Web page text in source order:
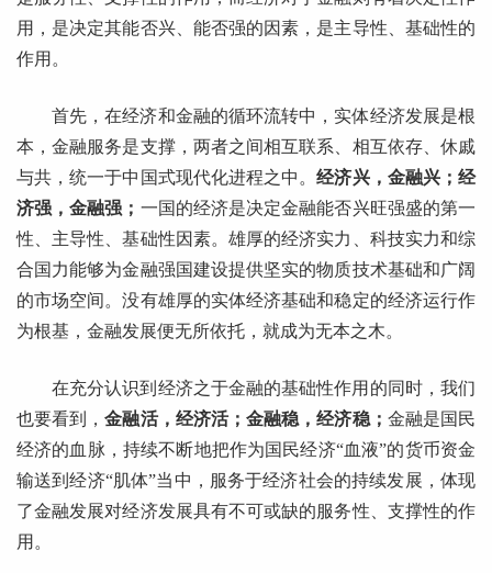
用，是决定其能否兴、能否强的因素，是主导性、基础性的
作用。
首先，在经济和金融的循环流转中，实体经济发展是根
本，金融服务是支撑，两者之间相互联系、相互依存、休戚
与共，统一于中国式现代化进程之中。经济兴，金融兴；经
济强，金融强； 一国的经济是决定金融能否兴旺强盛的第一
性、主导性、基础性因素。雄厚的经济实力、科技实力和综
合国力能够为金融强国建设提供坚实的物质技术基础和广阔
的市场空间。没有雄厚的实体经济基础和稳定的经济运行作
为根基，金融发展便无所依托，就成为无本之木。
在充分认识到经济之于金融的基础性作用的同时，我们
也要看到，金融活，经济活；金融稳，经济稳； 金融是国民
经济的血脉，持续不断地把作为国民经济“血液”的货币资金
输送到经济“肌体”当中，服务于经济社会的持续发展，体现
了金融发展对经济发展具有不可或缺的服务性、支撑性的作
用。